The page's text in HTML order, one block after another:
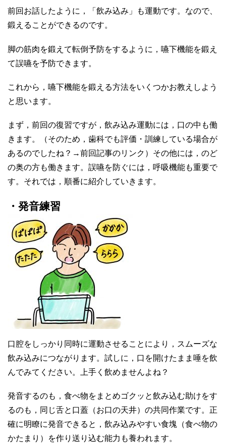
前回お話したように，「飲み込み」も運動です。なので、
鍛えることができるのです。
脚の筋肉を鍛えて転倒予防をするように，嚥下機能を鍛え
て誤嚥を予防できます。
これから，嚥下機能を鍛える方法をいくつかお教えしよう
と思います。
まず，前回の復習ですが，飲み込み運動には，口の中も働
きます。（そのため，歯科でも評価・訓練している場合が
あるのでしたね？→前回記事のリンク）その他には，のど
の奥の方も働きます。誤嚥を防ぐには，呼吸機能も重要で
す。それでは，順番に紹介していきます。
・発音練習
口腔をしっかり同時に運動させることにより，スムーズな
飲み込みにつながります。試しに，口を開けたまま唾を飲
んでみてください。上手く飲めませんよね？
発音するのも，食べ物をまとめゴクッと飲み込む助けをす
るのも，同じ舌と口蓋（お口の天井）の共同作業です。正
確に明瞭に発音できると，飲み込みやすい食塊（食べ物の
かたまり）を作り送り込む能力も養われます。